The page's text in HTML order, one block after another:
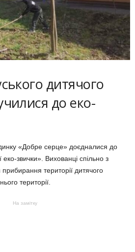
дитячого
до еко-
«Добре серце» доєдналися до
звички». Вихованці спільно з
території дитячого
території.
На замітку